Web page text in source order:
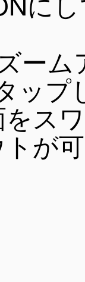
ーム
ップ
ス
が